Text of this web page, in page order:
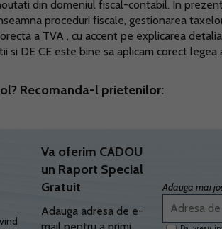
din domeniul fiscal-contabil. In
proceduri fiscale, gestionarea
a TVA , cu accent pe explicarea
si DE CE este bine sa aplicam corect legea
Recomanda-l prietenilor:
Va oferim CADOU
un Raport Special
Gratuit
Adauga adresa de e-
Adauga mai